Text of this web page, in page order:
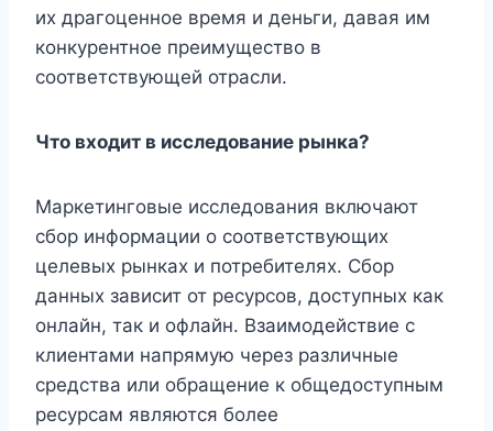
их драгоценное время и деньги, давая им
конкурентное преимущество в
соответствующей отрасли.
Что входит в исследование рынка?
Маркетинговые исследования включают
сбор информации о соответствующих
целевых рынках и потребителях. Сбор
данных зависит от ресурсов, доступных как
онлайн, так и офлайн. Взаимодействие с
клиентами напрямую через различные
средства или обращение к общедоступным
ресурсам являются более